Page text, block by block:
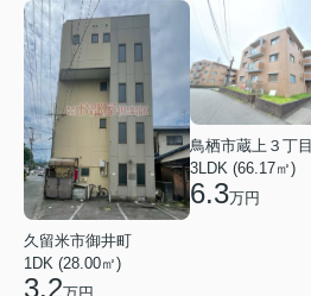
久留米市御井町
1DK (28.00㎡)
3.2
鳥栖市蔵上３丁目
3LDK (66.17㎡)
6.3万円